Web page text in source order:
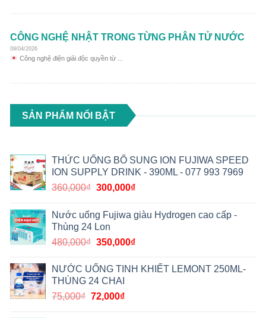
CÔNG NGHỆ NHẬT TRONG TỪNG PHÂN TỬ NƯỚC
09/04/2026
Công nghệ điện giải độc quyền từ ...
SẢN PHẨM NỔI BẬT
THỨC UỐNG BỔ SUNG ION FUJIWA SPEED
ION SUPPLY DRINK - 390ML - 077 993 7969
360,000₫ 300,000₫
Nước uống Fujiwa giàu Hydrogen cao cấp -
Thùng 24 Lon
480,000₫ 350,000₫
NƯỚC UỐNG TINH KHIẾT LEMONT 250ML-
THÙNG 24 CHAI
75,000₫ 72,000₫